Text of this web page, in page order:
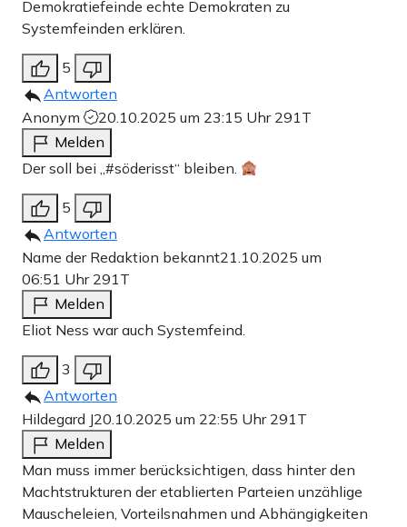
Demokratiefeinde echte Demokraten zu
Systemfeinden erklären.
5
Antworten
Anonym
20.10.2025 um 23:15 Uhr 291T
Melden
Der soll bei „#söderisst“ bleiben.
5
Antworten
Name der Redaktion bekannt21.10.2025 um
06:51 Uhr 291T
Melden
Eliot Ness war auch Systemfeind.
3
Antworten
Hildegard J20.10.2025 um 22:55 Uhr 291T
Melden
Man muss immer berücksichtigen, dass hinter den
Machtstrukturen der etablierten Parteien unzählige
Mauscheleien, Vorteilsnahmen und Abhängigkeiten